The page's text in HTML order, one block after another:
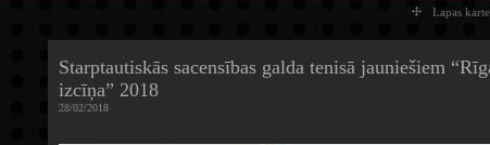
Lapas karte
Starptautiskās sacensības galda tenisā jauniešiem
izcīņa” 2018
28/02/2018